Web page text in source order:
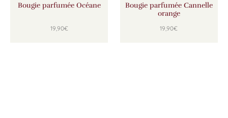
Bougie parfumée Océane
19,90€
Bougie parfumée Cannelle
orange
19,90€